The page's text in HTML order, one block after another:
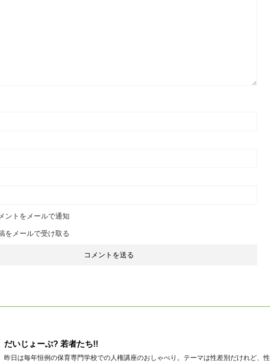
ントをメールで通知
をメールで受け取る
だいじょーぶ? 若者たち!!
昨日は毎年恒例の保育専門学校での人権講座のおしゃべり。テーマは性差別だけれど、性